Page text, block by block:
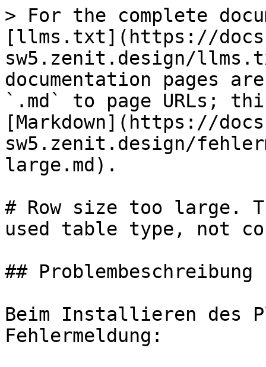
> For the complete
[llms.txt](https://
sw5.zenit.design/
documentation pages
`.md` to page URLs;
[Markdown](https://
sw5.zenit.design/
large.md).
# Row size too large.
used table type, not
## Problembeschreibung
Beim Installieren des
Fehlermeldung: